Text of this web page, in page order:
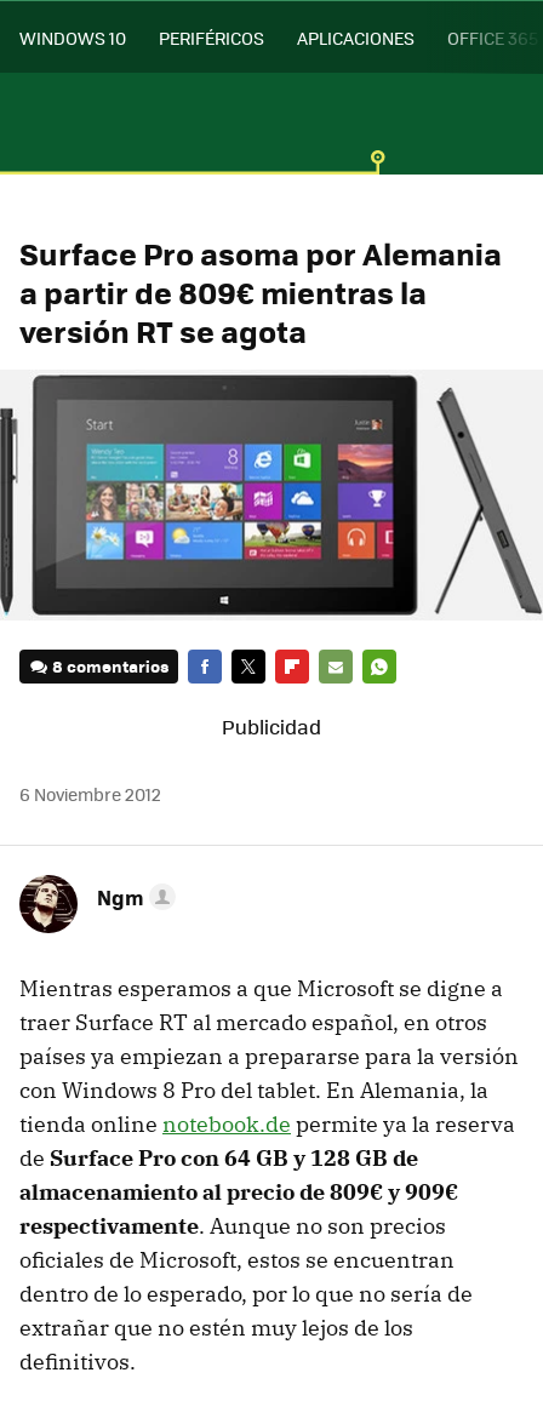
WINDOWS 10 PERIFÉRICOS APLICACIONES OFFICE 365
Surface Pro asoma por Alemania
a partir de 809€ mientras la
versión RT se agota
8 comentarios
MAIL
6 Noviembre 2012
Ngm
Mientras esperamos a que Microsoft se digne a
traer Surface RT al mercado español, en otros
países ya empiezan a prepararse para la versión
con Windows 8 Pro del tablet. En Alemania, la
tienda online notebook.de permite ya la reserva
de Surface Pro con 64 GB y 128 GB de
almacenamiento al precio de 809€ y 909€
respectivamente. Aunque no son precios
oficiales de Microsoft, estos se encuentran
dentro de lo esperado, por lo que no sería de
extrañar que no estén muy lejos de los
definitivos.